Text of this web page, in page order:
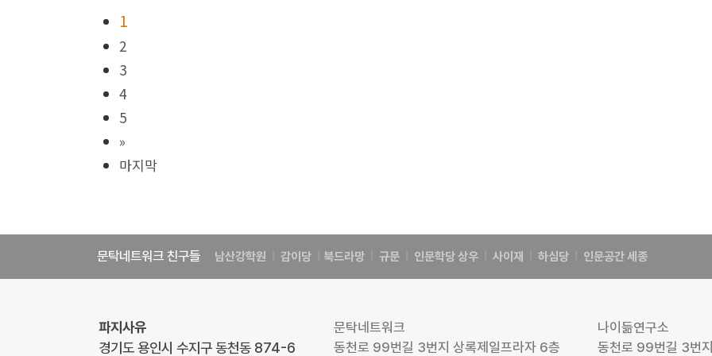
1
2
3
4
5
»
마지막
문탁네트워크 친구들 남산강학원 감이당 북드라망 규문 인문학당 상우 사이재 하심당 인문공간 세종
파지사유
경기도 용인시 수지구 동천동 874-6
문탁네트워크
동천로 99번길 3번지 상록제일프라자 6층
나이듦연구소
동천로 99번길 3번